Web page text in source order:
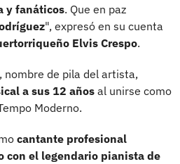
y fanáticos. Que en paz
", expresó en su cuenta
Elvis Crespo.
nombre de pila del artista,
a sus 12 años al unirse como
Moderno.
cantante profesional
con el legendario pianista de